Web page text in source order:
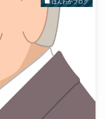
ほんわかブログ